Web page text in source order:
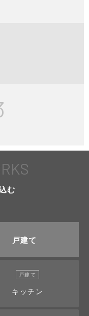
む
戸建て
戸建て
キッチン